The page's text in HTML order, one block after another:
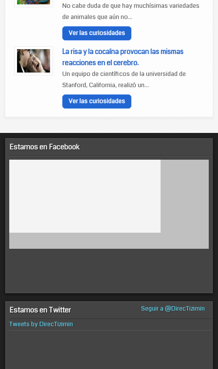
No cabe duda de que hay muchísimas variedades
de animales que aún no...
Ver las curiosidades
La risa y la cocaína provocan las mismas
reacciones en el cerebro.
Un equipo de científicos de la universidad de
Stanford, California, realizó un...
Ver las curiosidades
Estamos en Facebook
Estamos en Twitter
Seguir a @DirecTizimin
Tweets by DirecTizimin